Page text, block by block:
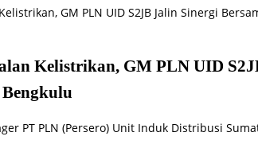
Kelistrikan, GM PLN UID
PT PLN (Persero) Unit Induk Distribusi